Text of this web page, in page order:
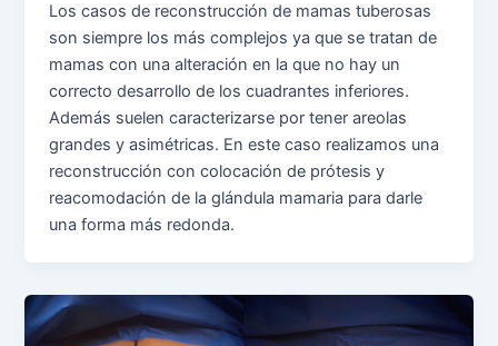
Los casos de reconstrucción de mamas tuberosas
son siempre los más complejos ya que se tratan de
mamas con una alteración en la que no hay un
correcto desarrollo de los cuadrantes inferiores.
Además suelen caracterizarse por tener areolas
grandes y asimétricas. En este caso realizamos una
reconstrucción con colocación de prótesis y
reacomodación de la glándula mamaria para darle
una forma más redonda.